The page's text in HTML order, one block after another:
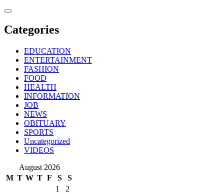
Skip
content
Categories
EDUCATION
ENTERTAINMENT
FASHION
FOOD
HEALTH
INFORMATION
JOB
NEWS
OBITUARY
SPORTS
Uncategorized
VIDEOS
August 2026
M T W T F S
S
1
2